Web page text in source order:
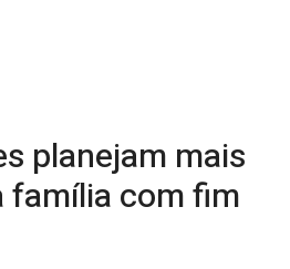
planejam mais
família com fim